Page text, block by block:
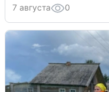
7 августа 0